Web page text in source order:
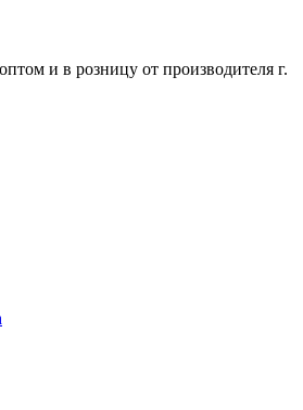
и в розницу от производителя г.